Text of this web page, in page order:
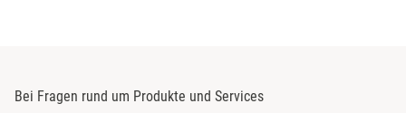
Bei Fragen rund um Produkte und Services